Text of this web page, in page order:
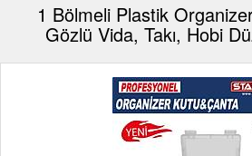
1 Bölmeli Plastik
Gözlü Vida, Takı, Hobi